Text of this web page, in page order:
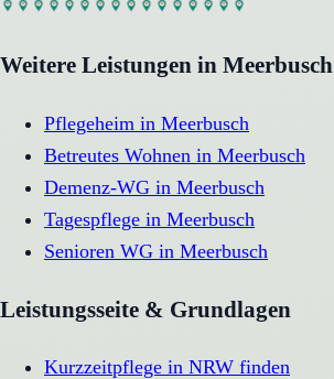
Weitere Leistungen in Meerbusch
Pflegeheim in Meerbusch
Betreutes Wohnen in Meerbusch
Demenz-WG in Meerbusch
Tagespflege in Meerbusch
Senioren WG in Meerbusch
Leistungsseite & Grundlagen
Kurzzeitpflege in NRW finden